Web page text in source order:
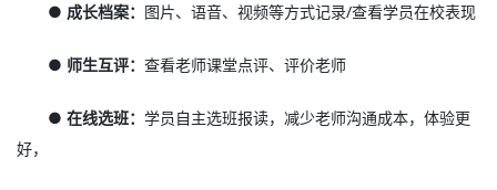
● 成长档案： 图片、语音、视频等方式记录/查看学员在校表现
● 师生互评：查看老师课堂点评、评价老师
● 在线选班：学员自主选班报读，减少老师沟通成本，体验更
好，